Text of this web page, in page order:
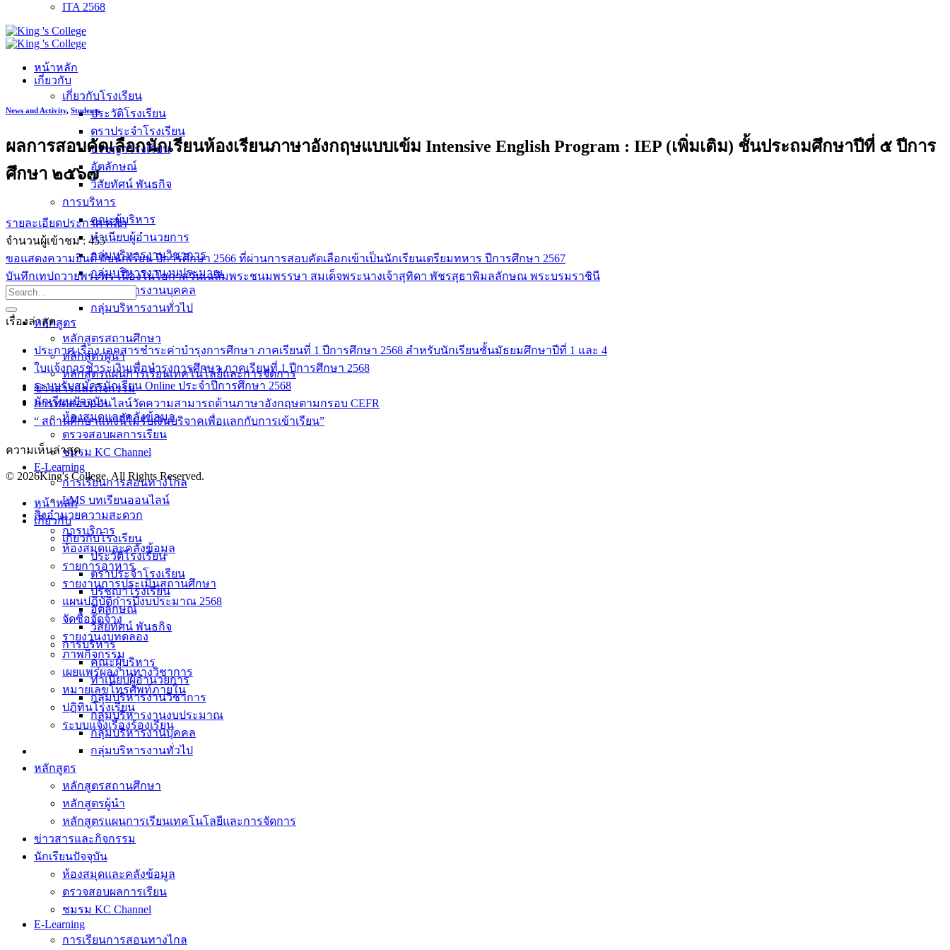
ITA 2568
หน้าหลัก
เกี่ยวกับ
เกี่ยวกับโรงเรียน
ประวัติโรงเรียน
ตราประจำโรงเรียน
ปรัชญาโรงเรียน
อัตลักษณ์
วิสัยทัศน์ พันธกิจ
การบริหาร
คณะผู้บริหาร
ทำเนียบผู้อำนวยการ
กลุ่มบริหารงานวิชาการ
กลุ่มบริหารงานงบประมาณ
กลุ่มบริหารงานบุคคล
กลุ่มบริหารงานทั่วไป
หลักสูตร
หลักสูตรสถานศึกษา
หลักสูตรผู้นำ
หลักสูตรแผนการเรียนเทคโนโลยีและการจัดการ
ข่าวสารและกิจกรรม
นักเรียนปัจจุบัน
ห้องสมุดและคลังข้อมูล
ตรวจสอบผลการเรียน
ชมรม KC Channel
E-Learning
การเรียนการสอนทางไกล
LMS บทเรียนออนไลน์
สิ่งอำนวยความสะดวก
การบริการ
ห้องสมุดและคลังข้อมูล
รายการอาหาร
รายงานการประเมินสถานศึกษา
แผนปฏิบัติการปีงบประมาณ 2568
จัดซื้อจัดจ้าง
รายงานงบทดลอง
ภาพกิจกรรม
เผยแพร่ผลงานทางวิชาการ
หมายเลขโทรศัพท์ภายใน
ปฎิทินโรงเรียน
ระบบแจ้งเรื่องร้องเรียน
News and Activity, Students
ผลการสอบคัดเลือกนักเรียนห้องเรียนภาษาอังกฤษแบบเข้ม Intensive English Program : IEP (เพิ่มเติม) ชั้นประถมศึกษาปีที่ ๕ ปีการ
ศึกษา ๒๕๖๗
รายละเอียดประกาศ คลิก
จำนวนผู้เข้าชม : 455
ขอแสดงความยินดี กับนักเรียน ปีการศึกษา 2566 ที่ผ่านการสอบคัดเลือกเข้าเป็นนักเรียนเตรียมทหาร ปีการศึกษา 2567
บันทึกเทปถวายพระพร เนื่องในโอกาสวันเฉลิมพระชนมพรรษา สมเด็จพระนางเจ้าสุทิดา พัชรสุธาพิมลลักษณ พระบรมราชินี
เรื่องล่าสุด
ประกาศ เรื่อง เอกสารชำระค่าบำรุงการศึกษา ภาคเรียนที่ 1 ปีการศึกษา 2568 สำหรับนักเรียนชั้นมัธยมศึกษาปีที่ 1 และ 4
ใบแจ้งการชำระเงินเพื่อบำรุงการศึกษา ภาคเรียนที่ 1 ปีการศึกษา 2568
ระบบรับสมัครนักเรียน Online ประจำปีการศึกษา 2568
การทดสอบออนไลน์วัดความสามารถด้านภาษาอังกฤษตามกรอบ CEFR
“ สถานศึกษาแห่งนี้ไม่รับเงินบริจาคเพื่อแลกกับการเข้าเรียน”
ความเห็นล่าสุด
© 2026King's College. All Rights Reserved.
หน้าหลัก
เกี่ยวกับ
เกี่ยวกับโรงเรียน
ประวัติโรงเรียน
ตราประจำโรงเรียน
ปรัชญาโรงเรียน
อัตลักษณ์
วิสัยทัศน์ พันธกิจ
การบริหาร
คณะผู้บริหาร
ทำเนียบผู้อำนวยการ
กลุ่มบริหารงานวิชาการ
กลุ่มบริหารงานงบประมาณ
กลุ่มบริหารงานบุคคล
กลุ่มบริหารงานทั่วไป
หลักสูตร
หลักสูตรสถานศึกษา
หลักสูตรผู้นำ
หลักสูตรแผนการเรียนเทคโนโลยีและการจัดการ
ข่าวสารและกิจกรรม
นักเรียนปัจจุบัน
ห้องสมุดและคลังข้อมูล
ตรวจสอบผลการเรียน
ชมรม KC Channel
E-Learning
การเรียนการสอนทางไกล